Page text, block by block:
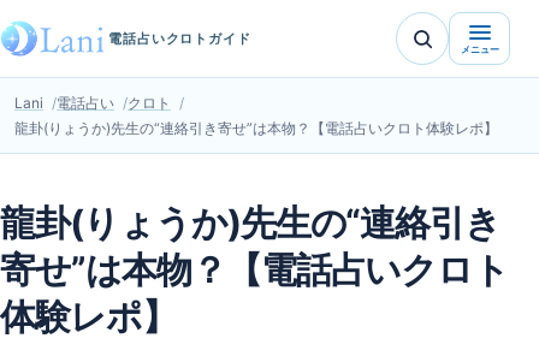
電話占いクロトガイド
メニュー
Lani 電話占い
クロト
龍卦(りょうか)先生の“連絡引き寄せ”は本物？【電話占いクロト体験レポ】
龍卦(りょうか)先生の“連絡引き
寄せ”は本物？【電話占いクロト
体験レポ】